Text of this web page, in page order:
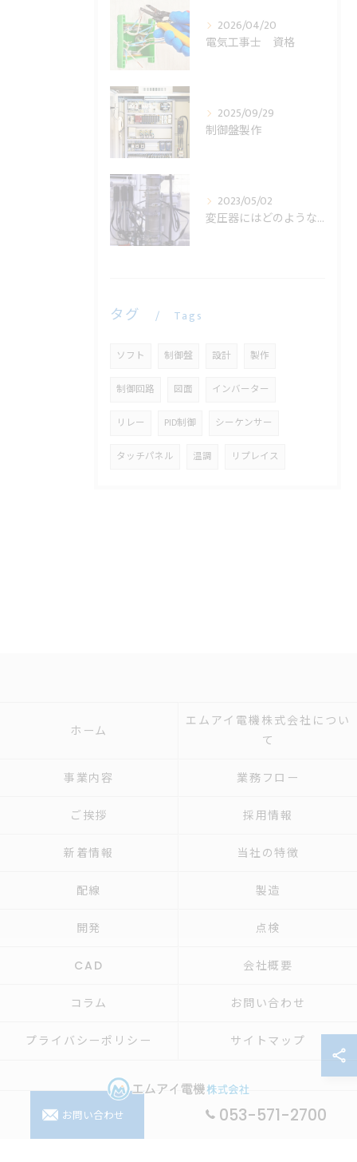
2026/04/20
電気工事士 資格
2025/09/29
制御盤製作
2023/05/02
変圧器にはどのような役割があるの？
タグ Tags
ソフト 制御盤 設計 製作
制御回路 図面 インバーター
リレー PID制御 シーケンサー
タッチパネル 温調 リプレイス
053-571-2700
お問い合わせ
ホーム
エムアイ電機株式会社につい
て
事業内容 業務フロー
ご挨拶 採用情報
新着情報 当社の特徴
配線 製造
開発 点検
CAD 会社概要
コラム お問い合わせ
プライバシーポリシー サイトマップ
© 2026 制御盤の設計ならエムアイ電機株式会社 ALL RIGHTS RESERVED.